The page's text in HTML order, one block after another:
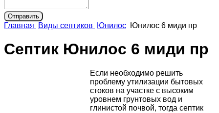
Главная Виды септиков Юнилос Юнилос 6 миди пр
Септик Юнилос 6 миди пр
Если необходимо решить
проблему утилизации бытовых
стоков на участке с высоким
уровнем грунтовых вод и
глинистой почвой, тогда септик